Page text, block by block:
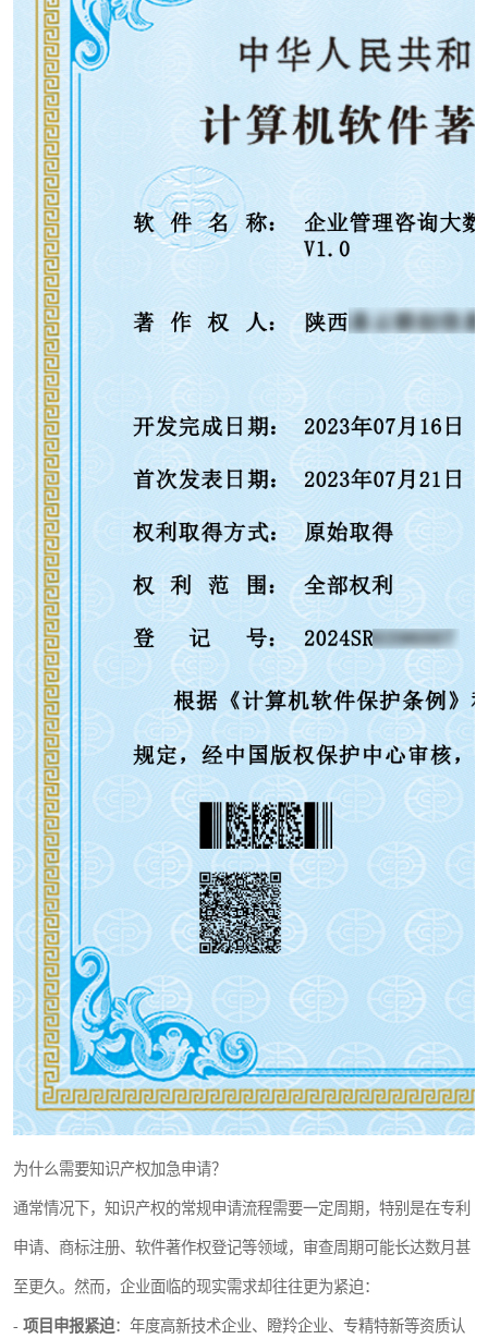
为什么需要知识产权加急申请？
通常情况下，知识产权的常规申请流程需要一定周期，特别是在专利
申请、商标注册、软件著作权登记等领域，审查周期可能长达数月甚
至更久。然而，企业面临的现实需求却往往更为紧迫：
- 项目申报紧迫：年度高新技术企业、瞪羚企业、专精特新等资质认